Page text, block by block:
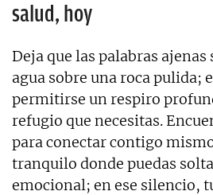
salud, hoy
Deja que las palabras ajenas
agua sobre una roca pulida;
permitirse un respiro
refugio que necesitas.
para conectar contigo
tranquilo donde puedas
emocional; en ese silencio,